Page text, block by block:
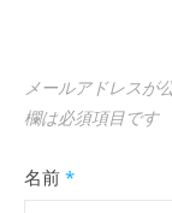
メールアドレスが
欄は必須項目です
名前 *